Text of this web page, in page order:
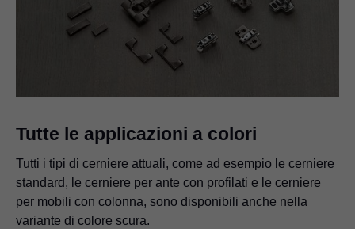
Tutte le applicazioni a colori
Tutti i tipi di cerniere attuali, come ad esempio le cerniere
standard, le cerniere per ante con profilati e le cerniere
per mobili con colonna, sono disponibili anche nella
variante di colore scura.